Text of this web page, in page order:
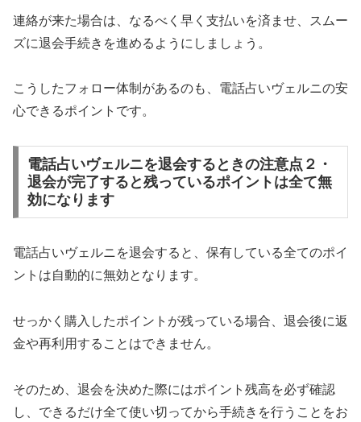
連絡が来た場合は、なるべく早く支払いを済ませ、スムー
ズに退会手続きを進めるようにしましょう。
こうしたフォロー体制があるのも、電話占いヴェルニの安
心できるポイントです。
電話占いヴェルニを退会するときの注意点２・
退会が完了すると残っているポイントは全て無
効になります
電話占いヴェルニを退会すると、保有している全てのポイ
ントは自動的に無効となります。
せっかく購入したポイントが残っている場合、退会後に返
金や再利用することはできません。
そのため、退会を決めた際にはポイント残高を必ず確認
し、できるだけ全て使い切ってから手続きを行うことをお